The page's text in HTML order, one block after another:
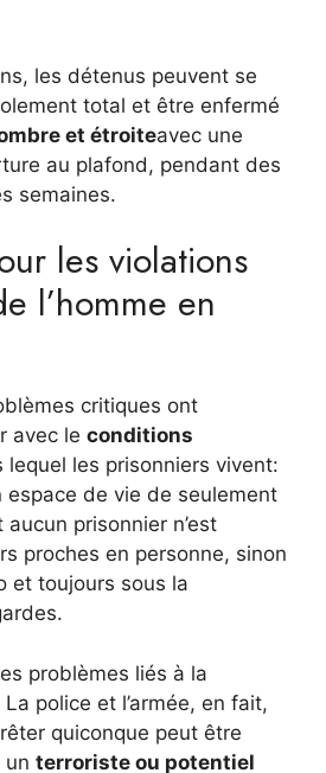
les détenus peuvent se
total et être enfermé
et étroiteavec une
au plafond, pendant des
semaines.
les violations
l’homme en
critiques ont
avec le conditions
lequel les prisonniers vivent:
espace de vie de seulement
prisonnier n’est
proches en personne, sinon
et toujours sous la
problèmes liés à la
police et l’armée, en fait,
quiconque peut être
un terroriste ou potentiel